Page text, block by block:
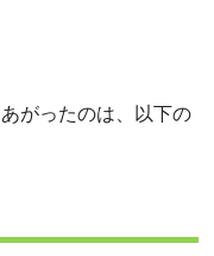
がったのは、以下の